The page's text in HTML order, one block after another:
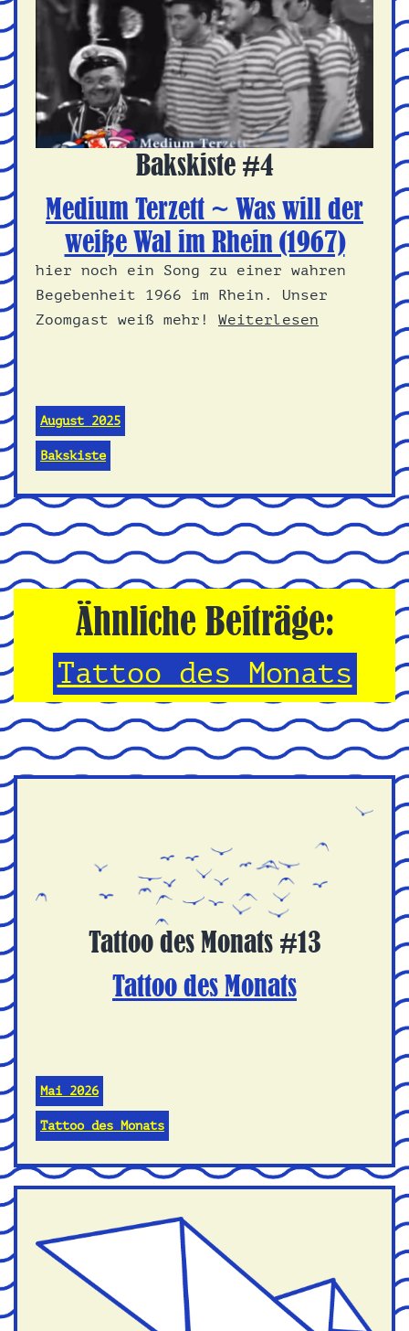
Bakskiste #4
Medium Terzett ~ Was will der
weiße Wal im Rhein (1967)
hier noch ein Song zu einer wahren
Begebenheit 1966 im Rhein. Unser
Zoomgast weiß mehr! Weiterlesen
August 2025
Bakskiste
Ähnliche Beiträge:
Tattoo des Monats
Tattoo des Monats #13
Tattoo des Monats
Mai 2026
Tattoo des Monats